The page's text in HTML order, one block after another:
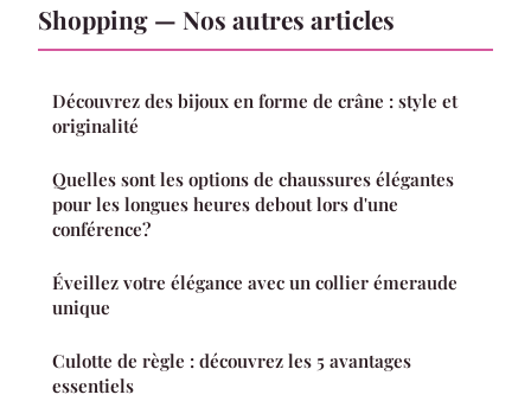
Shopping — Nos autres articles
Découvrez des bijoux en forme de crâne : style et
originalité
Quelles sont les options de chaussures élégantes
pour les longues heures debout lors d'une
conférence?
Éveillez votre élégance avec un collier émeraude
unique
Culotte de règle : découvrez les 5 avantages
essentiels